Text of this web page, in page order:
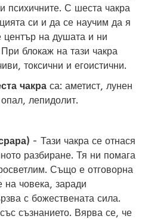
психичните. С шеста чакра
си и да се научим да я
център на душата и ни
блокаж на тази чакра
токсични и егоистични.
чакра са: аметист, лунен
лепидолит.
- Тази чакра се отнася
разбиране. Тя ни помага
Също е отговорна
на човека, заради
с божествената сила.
съзнанието. Вярва се, че